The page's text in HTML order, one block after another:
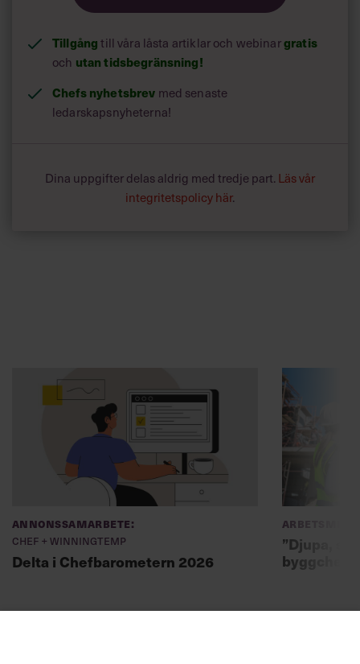
Tillgång till våra låsta artiklar och webinargratis
och utan tidsbegränsning!
Chefs nyhetsbrev med senaste
ledarskapsnyheterna!
Dina uppgifter delas aldrig med tredje part. Läs vår
integritetspolicy här.
Annonssamarbete:
Chef + Winningtemp
Delta i Chefbarometern 2026
”Djupa,